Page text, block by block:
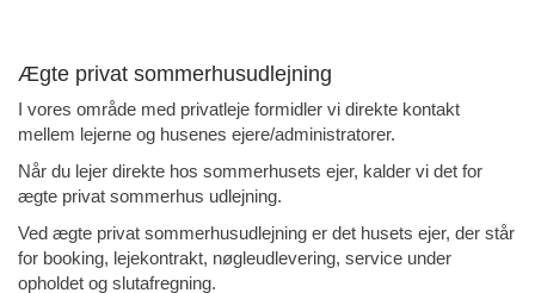
I vores område med privatleje formidler vi direkte kontakt
mellem lejerne og husenes ejere/administratorer.
Når du lejer direkte hos sommerhusets ejer, kalder vi det for
ægte privat sommerhus udlejning.
Ved ægte privat sommerhusudlejning er det husets ejer, der står
for booking, lejekontrakt, nøgleudlevering, service under
opholdet og slutafregning.